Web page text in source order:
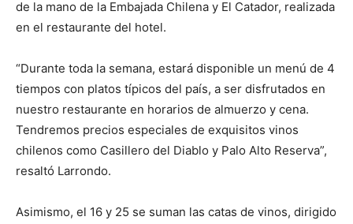
de la mano de la Embajada Chilena y El Catador, realizada
en el restaurante del hotel.
“Durante toda la semana, estará disponible un menú de 4
tiempos con platos típicos del país, a ser disfrutados en
nuestro restaurante en horarios de almuerzo y cena.
Tendremos precios especiales de exquisitos vinos
chilenos como Casillero del Diablo y Palo Alto Reserva”,
resaltó Larrondo.
Asimismo, el 16 y 25 se suman las catas de vinos, dirigido